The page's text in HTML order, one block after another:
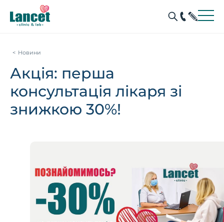
Новини
Акція: перша
консультація лікаря зі
знижкою 30%!